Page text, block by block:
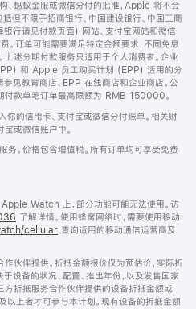
、蚂蚁金服或微信分付的批准，Apple 将不会
但不限于招商银行、中国建设银行、中国工商
银行请见付款页面) 网站、支付宝网站和微信
。订单可能需要满足特定金额要求，不同免息
述分期付款服务只适用于个人消费者。企业
和 Apple 员工购买计划 (EPP) 适用的分
见教育商店、EPP 在线商店和企业商店。公
付款单笔订单最高限额为 RMB 150000。
你的信用卡、支付宝或微信分付账单。相关财
或微信账户中。
务。价格包含增值税。所有订单均可享受免费
Watch 上，部分功能可能无法使用。访
(在
新
中
打
开)
了解详情。使用蜂窝网络时，需要使用移动
cellular 查询适用的移动通信运营商及
伙伴提供。折抵金额报价仅为预估价，实际折
设备的状况、配置、推出年份，以及发售国家
方折抵服务合作伙伴提供的设备折抵金额或
上者才可参与本计划。现有设备的折抵金额